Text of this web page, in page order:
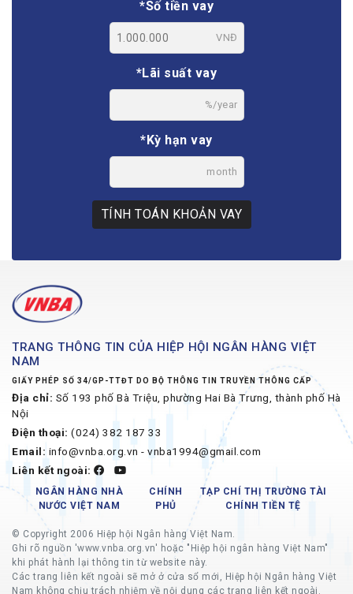
*Số tiền vay
VNĐ
*Lãi suất vay
%/year
*Kỳ hạn vay
month
TÍNH TOÁN KHOẢN VAY
TRANG THÔNG TIN CỦA HIỆP HỘI NGÂN HÀNG VIỆT
NAM
GIẤY PHÉP SỐ 34/GP-TTĐT DO BỘ THÔNG TIN TRUYỀN THÔNG CẤP
Địa chỉ: Số 193 phố Bà Triệu, phường Hai Bà Trưng, thành phố Hà
Nội
Điện thoại: (024) 382 187 33
Email: info@vnba.org.vn - vnba1994@gmail.com
Liên kết ngoài:
NGÂN HÀNG NHÀ
NƯỚC VIỆT NAM
CHÍNH
PHỦ
TẠP CHÍ THỊ TRƯỜNG TÀI
CHÍNH TIỀN TỆ
© Copyright 2006 Hiệp hội Ngân hàng Việt Nam.
Ghi rõ nguồn 'www.vnba.org.vn' hoặc "Hiệp hội ngân hàng Việt Nam"
khi phát hành lại thông tin từ website này.
Các trang liên kết ngoài sẽ mở ở cửa sổ mới, Hiệp hội Ngân hàng Việt
Nam không chịu trách nhiệm về nội dung các trang liên kết ngoài.